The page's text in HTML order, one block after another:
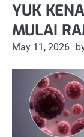
YUK
MULAI
May 11, 2026